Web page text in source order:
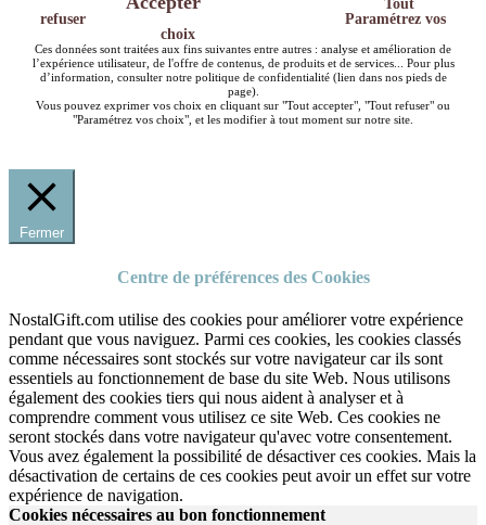
Tout
refuser
Paramétrez vos
choix
Ces données sont traitées aux fins suivantes entre autres : analyse et amélioration de
l’expérience utilisateur, de l'offre de contenus, de produits et de services... Pour plus
d’information, consulter notre politique de confidentialité (lien dans nos pieds de
page).
Vous pouvez exprimer vos choix en cliquant sur "Tout accepter", "Tout refuser" ou
"Paramétrez vos choix", et les modifier à tout moment sur notre site.
Fermer
Centre de préférences des Cookies
NostalGift.com utilise des cookies pour améliorer votre expérience
pendant que vous naviguez. Parmi ces cookies, les cookies classés
comme nécessaires sont stockés sur votre navigateur car ils sont
essentiels au fonctionnement de base du site Web. Nous utilisons
également des cookies tiers qui nous aident à analyser et à
comprendre comment vous utilisez ce site Web. Ces cookies ne
seront stockés dans votre navigateur qu'avec votre consentement.
Vous avez également la possibilité de désactiver ces cookies. Mais la
désactivation de certains de ces cookies peut avoir un effet sur votre
expérience de navigation.
Cookies nécessaires au bon fonctionnement